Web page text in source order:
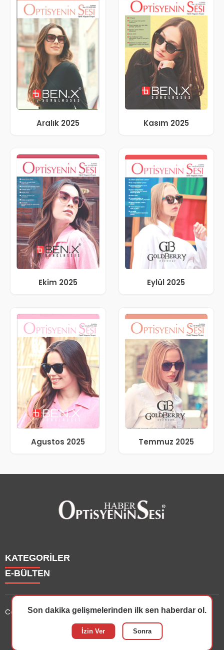
Aralık 2025 Kasım 2025
Ekim 2025 Eylül 2025
Agustos 2025 Temmuz 2025
KATEGORİLER
Haberler
Etkinlik
Dersler
E-BÜLTEN
optisyeninsesi.com e-bültenine abone olarak, tarafınıza
haber, duyuru ve kampanya içerikli e-postaların
Copyright © 2025 OptisyeninSesi Tüm Hakları Saklıdır.
Son dakika gelişmelerinden ilk sen haberdar ol.
İzin Ver Sonra